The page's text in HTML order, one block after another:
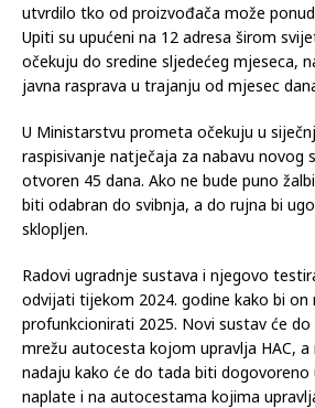
utvrdilo tko od proizvođača može
Upiti su upućeni na 12 adresa širom
očekuju do sredine sljedećeg mjeseca,
javna rasprava u trajanju od mjesec
U Ministarstvu prometa očekuju u
raspisivanje natječaja za nabavu novog
otvoren 45 dana. Ako ne bude puno
biti odabran do svibnja, a do rujna bi
sklopljen.
Radovi ugradnje sustava i njegovo
odvijati tijekom 2024. godine kako bi on
profunkcionirati 2025. Novi sustav će
mrežu autocesta kojom upravlja HAC, a
nadaju kako će do tada biti dogovoreno
naplate i na autocestama kojima